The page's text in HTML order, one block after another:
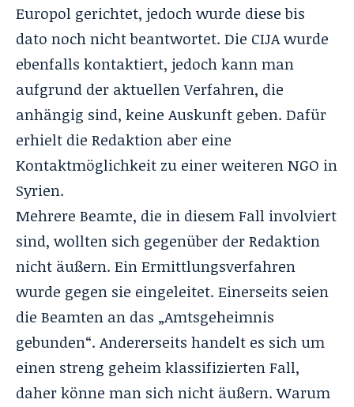
Europol gerichtet, jedoch wurde diese bis
dato noch nicht beantwortet. Die CIJA wurde
ebenfalls kontaktiert, jedoch kann man
aufgrund der aktuellen Verfahren, die
anhängig sind, keine Auskunft geben. Dafür
erhielt die Redaktion aber eine
Kontaktmöglichkeit zu einer weiteren NGO in
Syrien.
Mehrere Beamte, die in diesem Fall involviert
sind, wollten sich gegenüber der Redaktion
nicht äußern. Ein Ermittlungsverfahren
wurde gegen sie eingeleitet. Einerseits seien
die Beamten an das „Amtsgeheimnis
gebunden“. Andererseits handelt es sich um
einen streng geheim klassifizierten Fall,
daher könne man sich nicht äußern. Warum